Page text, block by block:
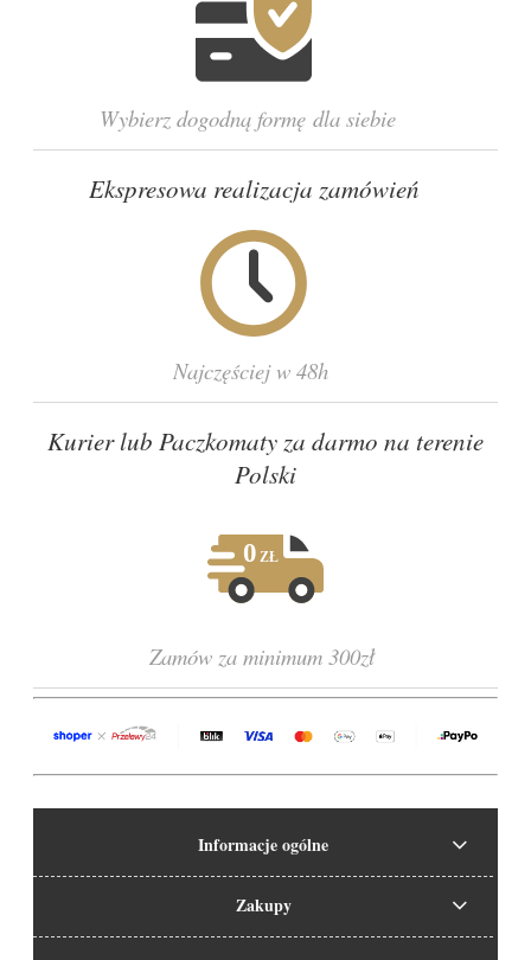
Wybierz dogodną formę dla siebie
Ekspresowa realizacja zamówień
Najczęściej w 48h
Kurier lub Paczkomaty za darmo na terenie
Polski
Zamów za minimum 300zł
Informacje ogólne
Zakupy